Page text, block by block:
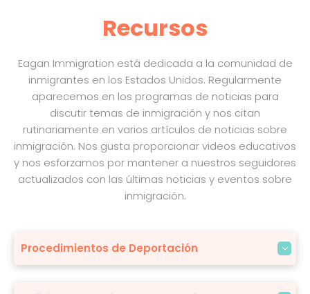
Recursos
Eagan Immigration está dedicada a la comunidad de
inmigrantes en los Estados Unidos. Regularmente
aparecemos en los programas de noticias para
discutir temas de inmigración y nos citan
rutinariamente en varios artículos de noticias sobre
inmigración. Nos gusta proporcionar videos educativos
y nos esforzamos por mantener a nuestros seguidores
actualizados con las últimas noticias y eventos sobre
inmigración.
Procedimientos de Deportación
Para acceder a información sobre sus